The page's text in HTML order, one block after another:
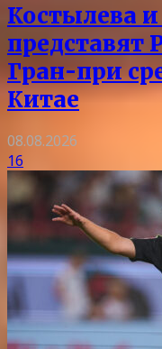
Костылева и
представят
Гран-при
Китае
08.08.2026
16